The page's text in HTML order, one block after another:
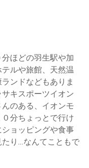
ほどの羽生駅や加
ルや旅館、天然温
ンドなどもありま
キスポーツイオン
のある、イオンモ
分ちょっとで行け
ョッピングや食事
り…なんてこともで